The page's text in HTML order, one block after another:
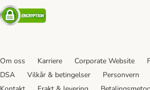
Security
Om oss Karriere Corporate Website
DSA
Vilkår & betingelser Personvern